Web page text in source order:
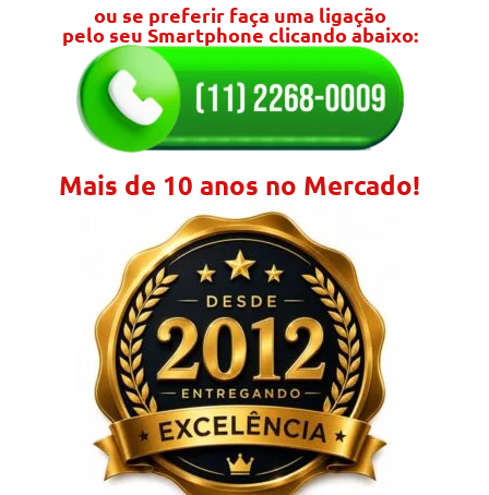
ou se preferir faça uma ligação
pelo seu Smartphone clicando abaixo:
Mais de 10 anos no Mercado!